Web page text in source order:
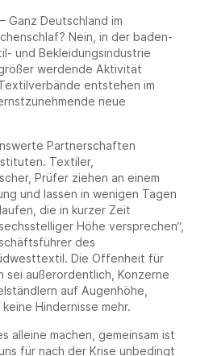
– Ganz Deutschland im
Nein, in der baden-
und Bekleidungsindustrie
werdende Aktivität
entstehen im
neue
Partnerschaften
Textiler,
Prüfer ziehen an einem
und lassen in wenigen Tagen
die in kurzer Zeit
Höhe versprechen“,
des
Die Offenheit für
sei außerordentlich, Konzerne
auf Augenhöhe,
Hindernisse mehr.
alleine machen, gemeinsam ist
für nach der Krise unbedingt